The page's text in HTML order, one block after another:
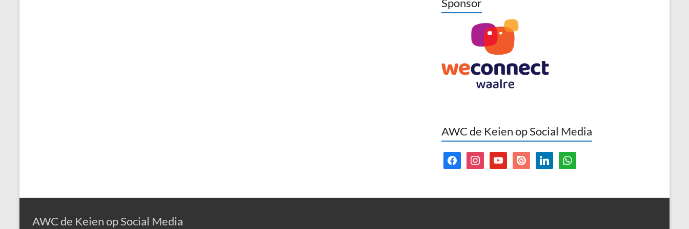
AWC de Keien op Social Media
facebookinstagramyoutubeissuu linkedinwhatsapp
AWC de Keien op Social Media